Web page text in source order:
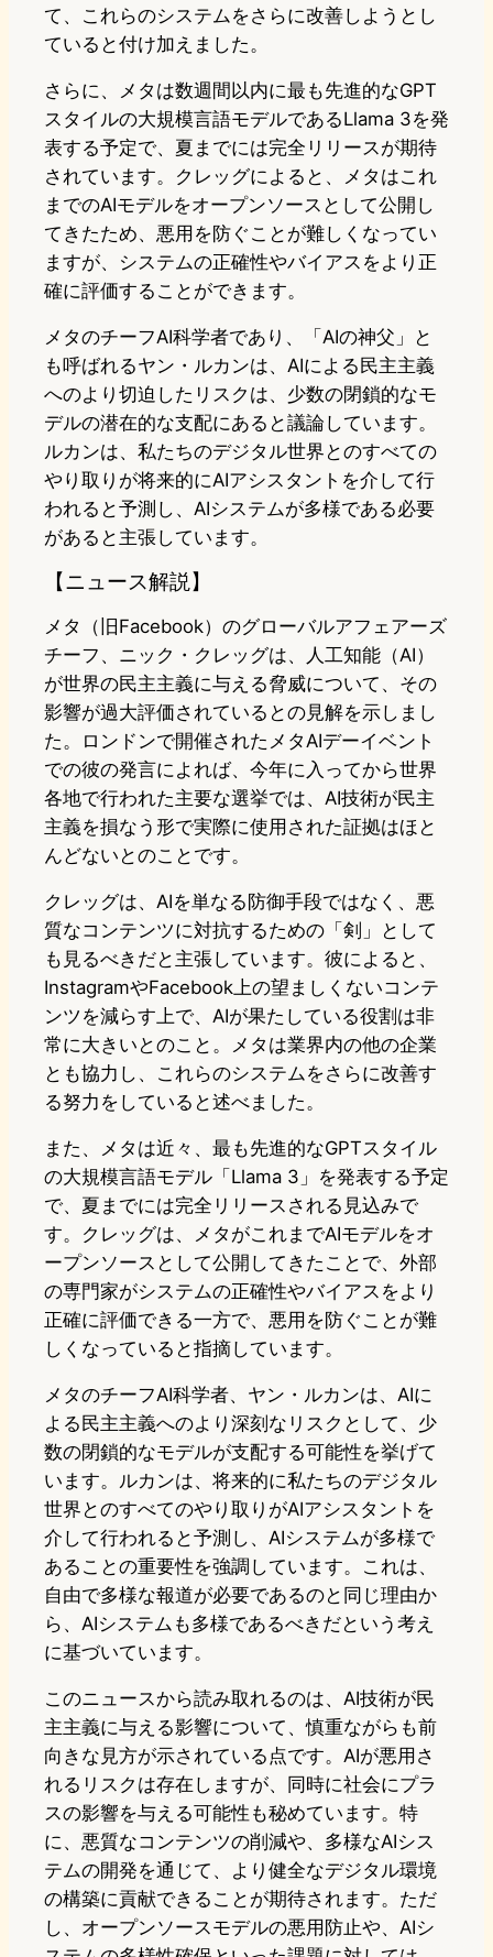
て、これらのシステムをさらに改善しようとし
ていると付け加えました。
さらに、メタは数週間以内に最も先進的なGPT
スタイルの大規模言語モデルであるLlama 3を発
表する予定で、夏までには完全リリースが期待
されています。クレッグによると、メタはこれ
までのAIモデルをオープンソースとして公開し
てきたため、悪用を防ぐことが難しくなってい
ますが、システムの正確性やバイアスをより正
確に評価することができます。
メタのチーフAI科学者であり、「AIの神父」と
も呼ばれるヤン・ルカンは、AIによる民主主義
へのより切迫したリスクは、少数の閉鎖的なモ
デルの潜在的な支配にあると議論しています。
ルカンは、私たちのデジタル世界とのすべての
やり取りが将来的にAIアシスタントを介して行
われると予測し、AIシステムが多様である必要
があると主張しています。
【ニュース解説】
メタ（旧Facebook）のグローバルアフェアーズ
チーフ、ニック・クレッグは、人工知能（AI）
が世界の民主主義に与える脅威について、その
影響が過大評価されているとの見解を示しまし
た。ロンドンで開催されたメタAIデーイベント
での彼の発言によれば、今年に入ってから世界
各地で行われた主要な選挙では、AI技術が民主
主義を損なう形で実際に使用された証拠はほと
んどないとのことです。
クレッグは、AIを単なる防御手段ではなく、悪
質なコンテンツに対抗するための「剣」として
も見るべきだと主張しています。彼によると、
InstagramやFacebook上の望ましくないコンテ
ンツを減らす上で、AIが果たしている役割は非
常に大きいとのこと。メタは業界内の他の企業
とも協力し、これらのシステムをさらに改善す
る努力をしていると述べました。
また、メタは近々、最も先進的なGPTスタイル
の大規模言語モデル「Llama 3」を発表する予定
で、夏までには完全リリースされる見込みで
す。クレッグは、メタがこれまでAIモデルをオ
ープンソースとして公開してきたことで、外部
の専門家がシステムの正確性やバイアスをより
正確に評価できる一方で、悪用を防ぐことが難
しくなっていると指摘しています。
メタのチーフAI科学者、ヤン・ルカンは、AIに
よる民主主義へのより深刻なリスクとして、少
数の閉鎖的なモデルが支配する可能性を挙げて
います。ルカンは、将来的に私たちのデジタル
世界とのすべてのやり取りがAIアシスタントを
介して行われると予測し、AIシステムが多様で
あることの重要性を強調しています。これは、
自由で多様な報道が必要であるのと同じ理由か
ら、AIシステムも多様であるべきだという考え
に基づいています。
このニュースから読み取れるのは、AI技術が民
主主義に与える影響について、慎重ながらも前
向きな見方が示されている点です。AIが悪用さ
れるリスクは存在しますが、同時に社会にプラ
スの影響を与える可能性も秘めています。特
に、悪質なコンテンツの削減や、多様なAIシス
テムの開発を通じて、より健全なデジタル環境
の構築に貢献できることが期待されます。ただ
し、オープンソースモデルの悪用防止や、AIシ